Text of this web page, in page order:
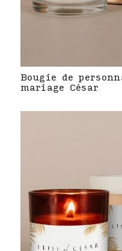
Bougie de
mariage César